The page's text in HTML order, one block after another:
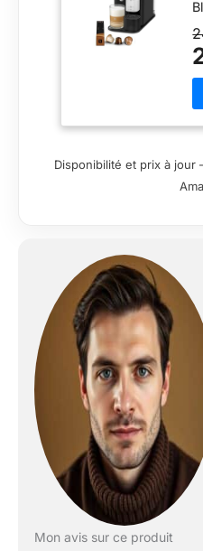
Disponibilité et prix à jour
Mon avis sur ce produit